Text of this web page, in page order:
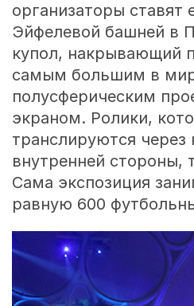
организаторы ставят
Эйфелевой башней в
купол, накрывающий
самым большим в
полусферическим
экраном. Ролики,
транслируются через
внутренней стороны,
Сама экспозиция
равную 600